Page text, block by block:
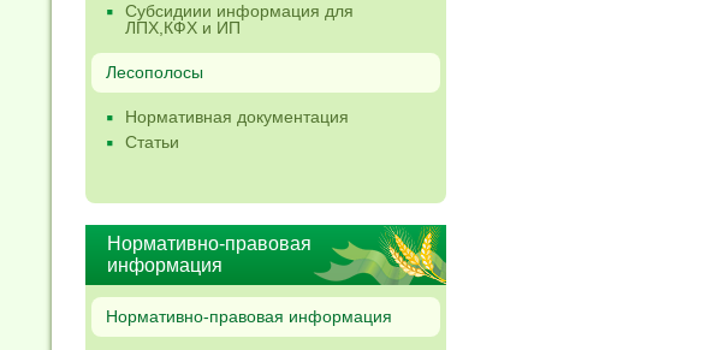
Субсидиии информация для
ЛПХ,КФХ и ИП
Лесополосы
Нормативная документация
Статьи
Нормативно-правовая
информация
Нормативно-правовая информация